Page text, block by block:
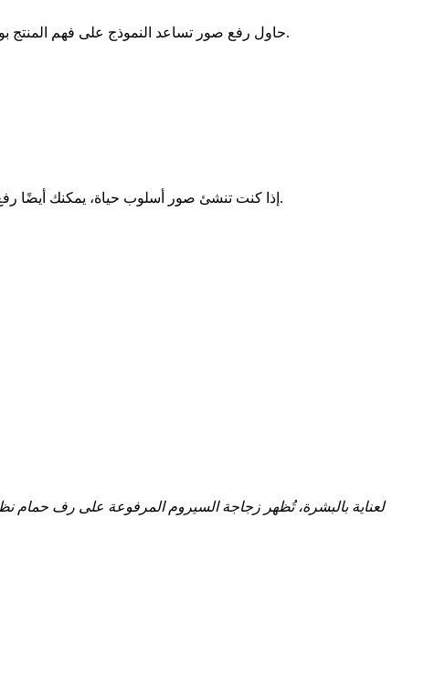
، حاول رفع صور تساعد النموذج على فهم المنتج بوضوح قبل أن يحاول تزيين المشهد.
إذا كنت تنشئ صور أسلوب حياة، يمكنك أيضًا رفع مراجع داعمة تلمّح إلى البيئة التي تريدها، مثل حمام للعناية بالبشرة، أو مكتب لإكسسوارات التقنية، أو مطبخ عصري لمنتجات المنزل.